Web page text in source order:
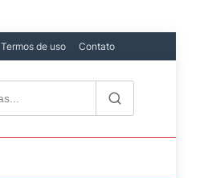
Termos de uso Contato